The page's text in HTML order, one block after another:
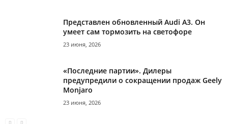
Представлен обновленный Audi A3. Он
умеет сам тормозить на светофоре
23 июня, 2026
«Последние партии». Дилеры
предупредили о сокращении продаж Geely
Monjaro
23 июня, 2026